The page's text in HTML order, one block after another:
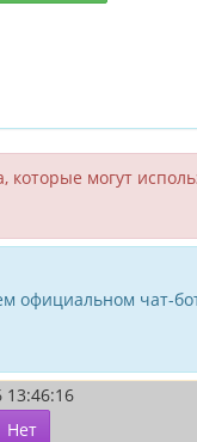
могут
официальном чат-
13:46:16
Нет